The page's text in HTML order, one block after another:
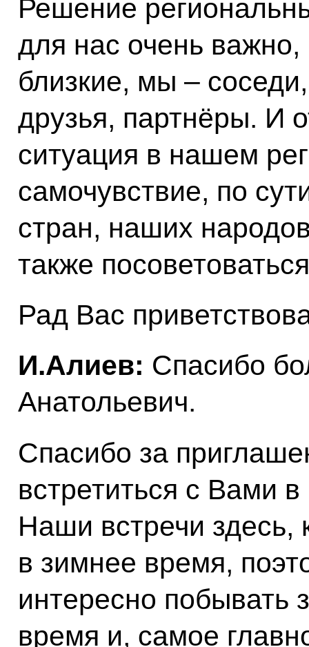
Решение
для нас очень
близкие, мы –
друзья, партнёры. И
ситуация в нашем
самочувствие, по
стран, наших
также
Рад Вас
И.Алиев: Спасибо
Анатольевич.
Спасибо за
встретиться с Вами
Наши встречи здесь,
в зимнее время,
интересно побывать
время и, самое